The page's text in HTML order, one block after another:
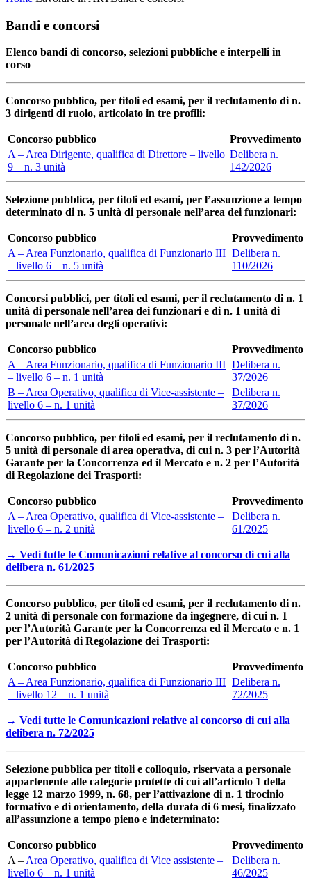
Bandi e concorsi
Elenco bandi di concorso, selezioni pubbliche e interpelli in
corso
Concorso pubblico, per titoli ed esami, per il reclutamento di n.
3 dirigenti di ruolo, articolato in tre profili:
Concorso pubblico
Provvedimento
A – Area Dirigente, qualifica di Direttore – livello
9 – n. 3 unità
Delibera n.
142/2026
Selezione pubblica, per titoli ed esami, per l’assunzione a tempo
determinato di n. 5 unità di personale nell’area dei funzionari:
Concorso pubblico
Provvedimento
A – Area Funzionario, qualifica di Funzionario III
– livello 6 – n. 5 unità
Delibera n.
110/2026
Concorsi pubblici, per titoli ed esami, per il reclutamento di n. 1
unità di personale nell’area dei funzionari e di n. 1 unità di
personale nell’area degli operativi:
Concorso pubblico
Provvedimento
A – Area Funzionario, qualifica di Funzionario III
– livello 6 – n. 1 unità
Delibera n.
37/2026
B – Area Operativo, qualifica di Vice-assistente –
livello 6 – n. 1 unità
Delibera n.
37/2026
Concorso pubblico, per titoli ed esami, per il reclutamento di n.
5 unità di personale di area operativa, di cui n. 3 per l’Autorità
Garante per la Concorrenza ed il Mercato e n. 2 per l’Autorità
di Regolazione dei Trasporti:
Concorso pubblico
Provvedimento
A – Area Operativo, qualifica di Vice-assistente –
livello 6 – n. 2 unità
Delibera n.
61/2025
→ Vedi tutte le Comunicazioni relative al concorso di cui alla
delibera n. 61/2025
Concorso pubblico, per titoli ed esami, per il reclutamento di n.
2 unità di personale con formazione da ingegnere, di cui n. 1
per l’Autorità Garante per la Concorrenza ed il Mercato e n. 1
per l’Autorità di Regolazione dei Trasporti:
Concorso pubblico
Provvedimento
A – Area Funzionario, qualifica di Funzionario III
– livello 12 – n. 1 unità
Delibera n.
72/2025
→ Vedi tutte le Comunicazioni relative al concorso di cui alla
delibera n. 72/2025
Selezione pubblica per titoli e colloquio, riservata a personale
appartenente alle categorie protette di cui all’articolo 1 della
legge 12 marzo 1999, n. 68, per l’attivazione di n. 1 tirocinio
formativo e di orientamento, della durata di 6 mesi, finalizzato
all’assunzione a tempo pieno e indeterminato:
Concorso pubblico
Provvedimento
A –Area Operativo, qualifica di Vice assistente –
livello 6 – n. 1 unità
Delibera n.
46/2025